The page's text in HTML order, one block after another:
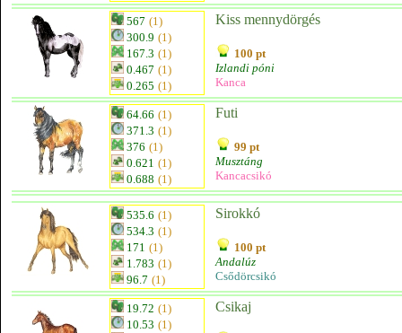
567 (1)
300.9 (1)
167.3 (1)
0.467 (1)
0.265 (1)
Kiss mennydörgés
100 pt
Izlandi póni
Kanca
64.66 (1)
371.3 (1)
376 (1)
0.621 (1)
0.688 (1)
Futi
99 pt
Musztáng
Kancacsikó
535.6 (1)
534.3 (1)
171 (1)
1.783 (1)
96.7 (1)
Sirokkó
100 pt
Andalúz
Csődörcsikó
19.72 (1)
10.53 (1)
Csikaj